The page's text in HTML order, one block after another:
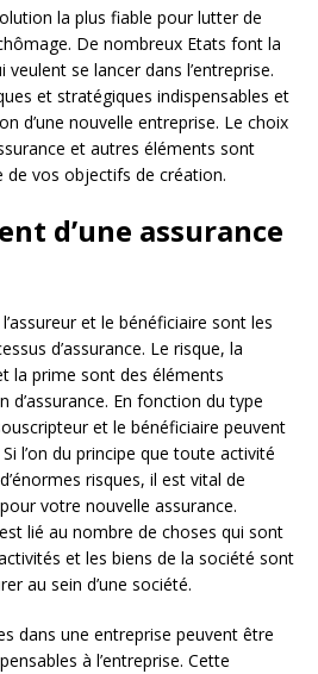
la plus fiable pour lutter de
De nombreux Etats font la
se lancer dans l’entreprise.
et stratégiques indispensables et
d’une nouvelle entreprise. Le choix
et autres éléments sont
de vos objectifs de création.
d’une assurance
et le bénéficiaire sont les
d’assurance. Le risque, la
la prime sont des éléments
d’assurance. En fonction du type
et le bénéficiaire peuvent
l’on du principe que toute activité
risques, il est vital de
votre nouvelle assurance.
lié au nombre de choses qui sont
et les biens de la société sont
au sein d’une société.
dans une entreprise peuvent être
à l’entreprise. Cette